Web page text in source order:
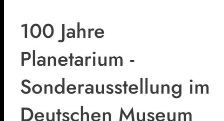
100 Jahre
Planetarium -
Sonderausstellung im
Deutschen Museum